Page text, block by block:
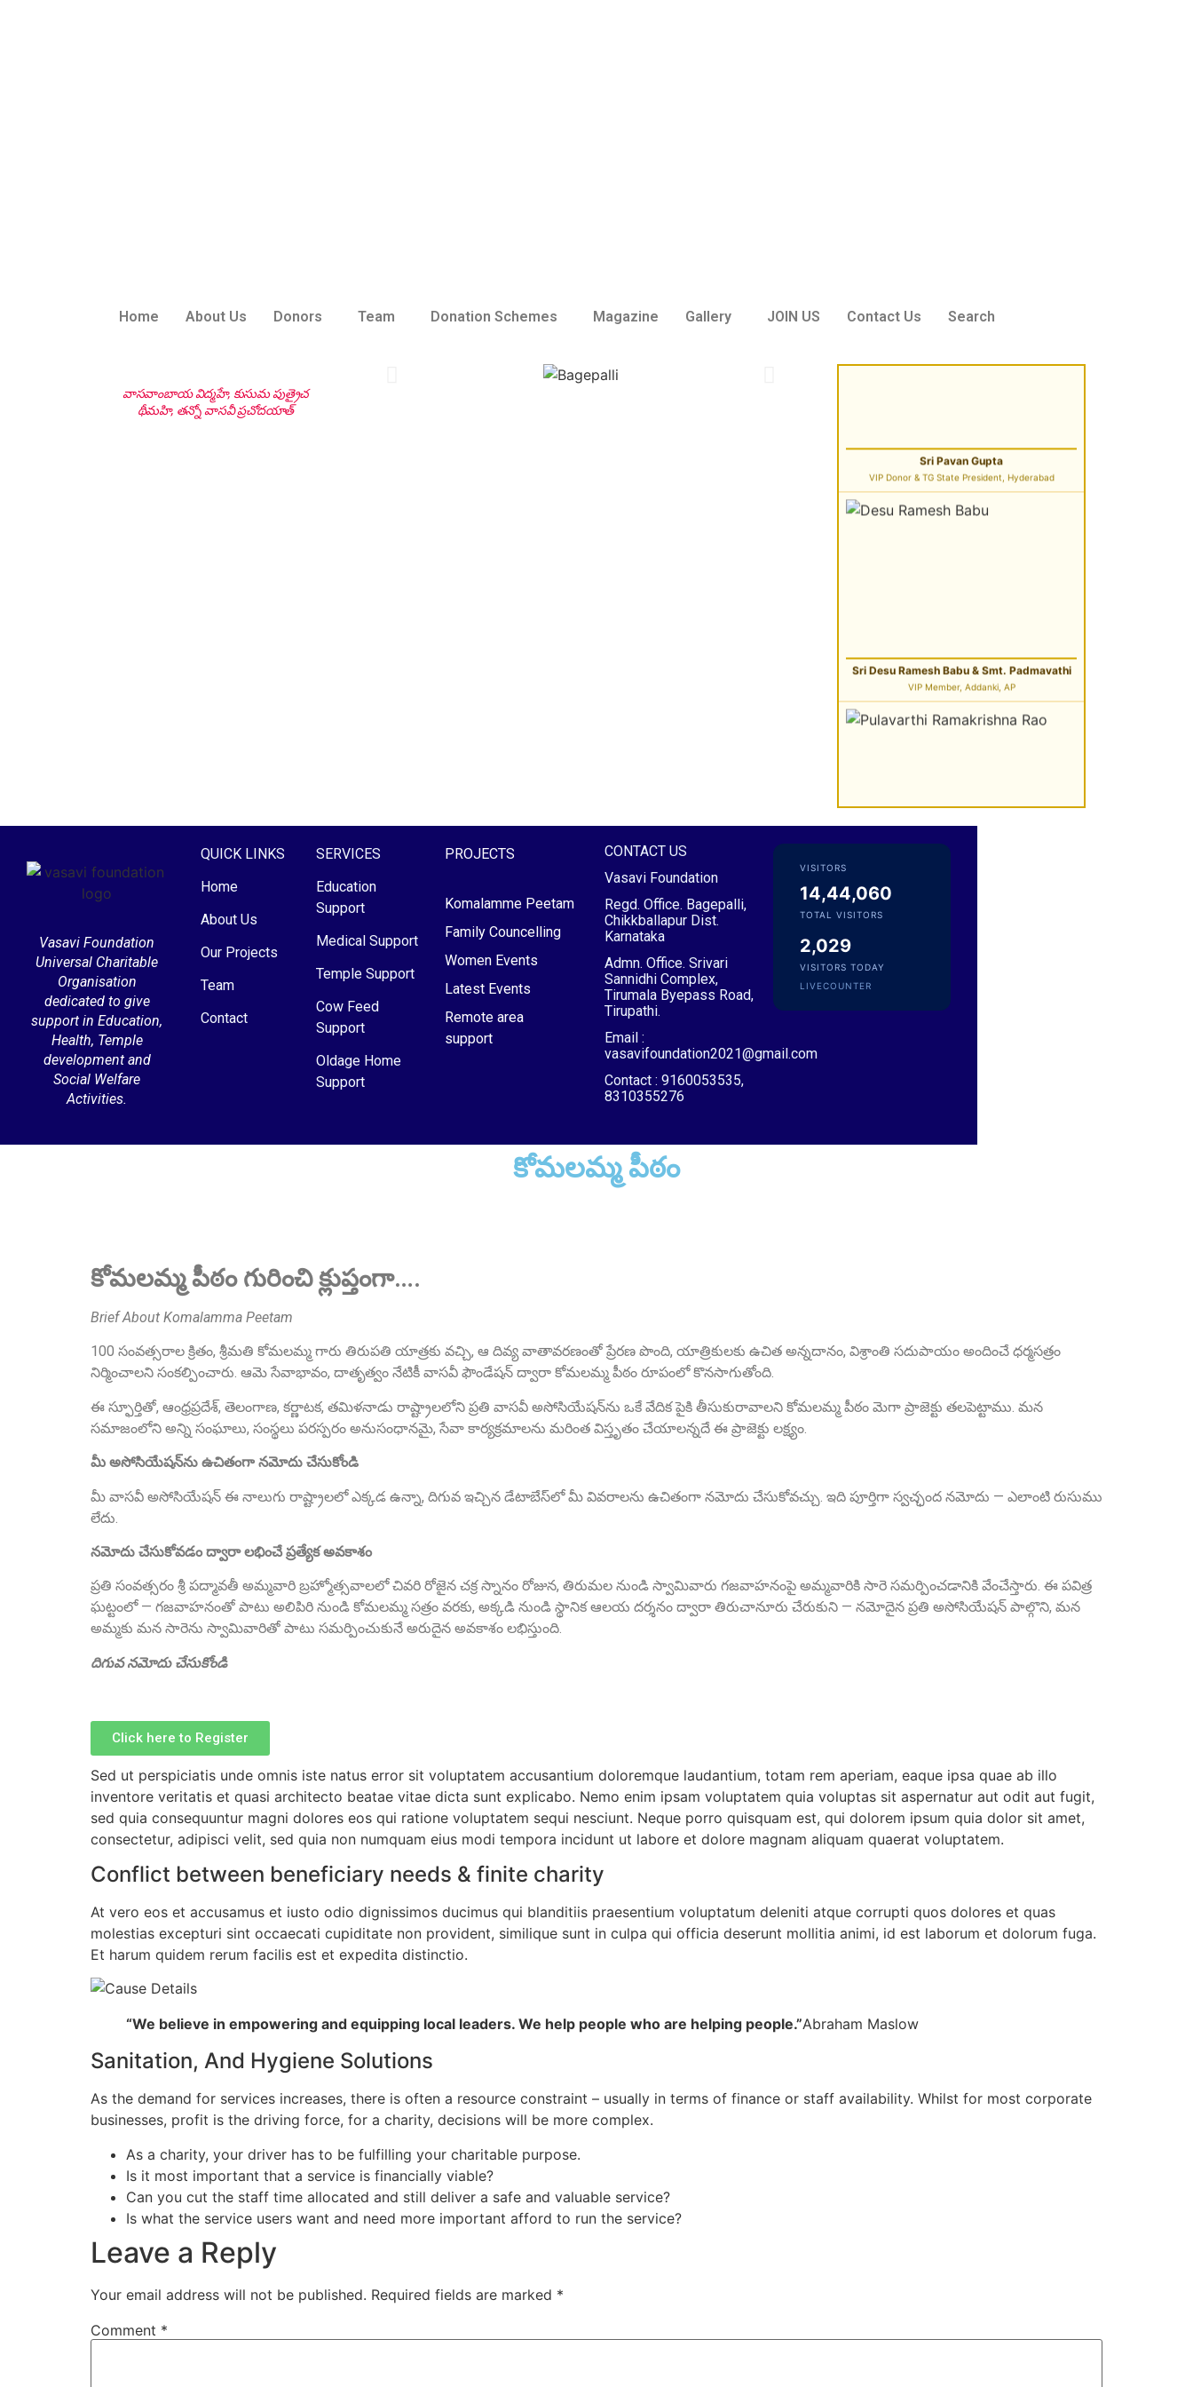
Home About Us Donors Team Donation Schemes Magazine Gallery JOIN US Contact Us Search
వాసవాంబాయ విద్మహే, కుసుమ పుత్రైచ
థీమహి, తన్నో వాసవీ ప్రచోదయాత్
Founder Donor, Malkajgiri, Telangana
Sri Vutturi Swaraj & Smt. Sneha
Sri Grandhi Anil
Sri A.S. Aswathanarayana Setty
Vasavi Foundation
Universal Charitable
Organisation
dedicated to give
support in Education,
Health, Temple
development and
Social Welfare
Activities.
QUICK LINKS
Home
About Us
Our Projects
Team
Contact
SERVICES
Education
Support
Medical Support
Temple Support
Cow Feed
Support
Oldage Home
Support
CONTACT US
Vasavi Foundation
Regd. Office. Bagepalli,
Chikkballapur Dist.
Karnataka
Admn. Office. Srivari
Sannidhi Complex,
Tirumala Byepass Road,
Tirupathi.
Email :
vasavifoundation2021@gmail.com
Contact : 9160053535,
8310355276
VISITORS
14,44,060
TOTAL VISITORS
2,029
VISITORS TODAY
LIVECOUNTER
PROJECTS
Komalamme Peetam
Family Councelling
Women Events
Latest Events
Remote area
support
కోమలమ్మ పీఠం
కోమలమ్మ పీఠం గురించి క్లుప్తంగా….
Brief About Komalamma Peetam
100 సంవత్సరాల క్రితం, శ్రీమతి కోమలమ్మ గారు తిరుపతి యాత్రకు వచ్చి, ఆ దివ్య వాతావరణంతో ప్రేరణ పొంది, యాత్రికులకు ఉచిత అన్నదానం, విశ్రాంతి సదుపాయం అందించే ధర్మసత్రం
నిర్మించాలని సంకల్పించారు. ఆమె సేవాభావం, దాతృత్వం నేటికీ వాసవీ ఫౌండేషన్ ద్వారా కోమలమ్మ పీఠం రూపంలో కొనసాగుతోంది.
ఈ స్ఫూర్తితో, ఆంధ్రప్రదేశ్, తెలంగాణ, కర్ణాటక, తమిళనాడు రాష్ట్రాలలోని ప్రతి వాసవీ అసోసియేషన్‌ను ఒకే వేదిక పైకి తీసుకురావాలని కోమలమ్మ పీఠం మెగా ప్రాజెక్టు తలపెట్టాము. మన
సమాజంలోని అన్ని సంఘాలు, సంస్థలు పరస్పరం అనుసంధానమై, సేవా కార్యక్రమాలను మరింత విస్తృతం చేయాలన్నదే ఈ ప్రాజెక్టు లక్ష్యం.
మీ అసోసియేషన్‌ను ఉచితంగా నమోదు చేసుకోండి
మీ వాసవీ అసోసియేషన్ ఈ నాలుగు రాష్ట్రాలలో ఎక్కడ ఉన్నా, దిగువ ఇచ్చిన డేటాబేస్‌లో మీ వివరాలను ఉచితంగా నమోదు చేసుకోవచ్చు. ఇది పూర్తిగా స్వచ్ఛంద నమోదు — ఎలాంటి రుసుము
లేదు.
నమోదు చేసుకోవడం ద్వారా లభించే ప్రత్యేక అవకాశం
ప్రతి సంవత్సరం శ్రీ పద్మావతీ అమ్మవారి బ్రహ్మోత్సవాలలో చివరి రోజైన చక్ర స్నానం రోజున, తిరుమల నుండి స్వామివారు గజవాహనంపై అమ్మవారికి సారె సమర్పించడానికి వేంచేస్తారు. ఈ పవిత్ర
ఘట్టంలో — గజవాహనంతో పాటు అలిపిరి నుండి కోమలమ్మ సత్రం వరకు, అక్కడి నుండి స్థానిక ఆలయ దర్శనం ద్వారా తిరుచానూరు చేరుకుని — నమోదైన ప్రతి అసోసియేషన్ పాల్గొని, మన
అమ్మకు మన సారెను స్వామివారితో పాటు సమర్పించుకునే అరుదైన అవకాశం లభిస్తుంది.
దిగువ నమోదు చేసుకోండి
Click here to Register
Sed ut perspiciatis unde omnis iste natus error sit voluptatem accusantium doloremque laudantium, totam rem aperiam, eaque ipsa quae ab illo
inventore veritatis et quasi architecto beatae vitae dicta sunt explicabo. Nemo enim ipsam voluptatem quia voluptas sit aspernatur aut odit aut fugit,
sed quia consequuntur magni dolores eos qui ratione voluptatem sequi nesciunt. Neque porro quisquam est, qui dolorem ipsum quia dolor sit amet,
consectetur, adipisci velit, sed quia non numquam eius modi tempora incidunt ut labore et dolore magnam aliquam quaerat voluptatem.
Conflict between beneficiary needs & finite charity
At vero eos et accusamus et iusto odio dignissimos ducimus qui blanditiis praesentium voluptatum deleniti atque corrupti quos dolores et quas
molestias excepturi sint occaecati cupiditate non provident, similique sunt in culpa qui officia deserunt mollitia animi, id est laborum et dolorum fuga.
Et harum quidem rerum facilis est et expedita distinctio.
“We believe in empowering and equipping local leaders. We help people who are helping people.”Abraham Maslow
Sanitation, And Hygiene Solutions
As the demand for services increases, there is often a resource constraint – usually in terms of finance or staff availability. Whilst for most corporate
businesses, profit is the driving force, for a charity, decisions will be more complex.
As a charity, your driver has to be fulfilling your charitable purpose.
Is it most important that a service is financially viable?
Can you cut the staff time allocated and still deliver a safe and valuable service?
Is what the service users want and need more important afford to run the service?
Leave a Reply
Your email address will not be published. Required fields are marked *
Comment *